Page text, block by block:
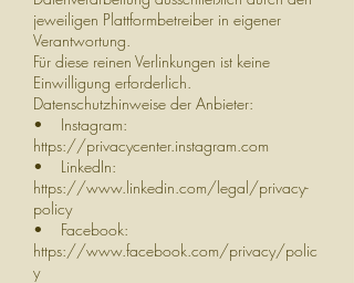
jeweiligen Plattformbetreiber in eigener
Verantwortung.
Für diese reinen Verlinkungen ist keine
Einwilligung erforderlich.
Datenschutzhinweise der Anbieter:
• Instagram:
https://privacycenter.instagram.com
• LinkedIn:
https://www.linkedin.com/legal/privacy-
policy
• Facebook:
https://www.facebook.com/privacy/polic
y